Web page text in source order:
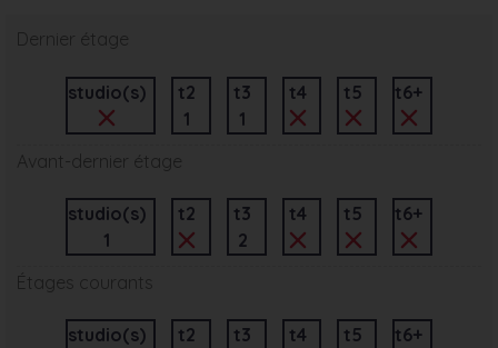
Dernier étage
studio(s)
t2
1
t3
1
t4 t5 t6+
Avant-dernier étage
studio(s)
1
t2
t3
2
t4 t5 t6+
Étages courants
studio(s)
t2
t3
t4 t5 t6+